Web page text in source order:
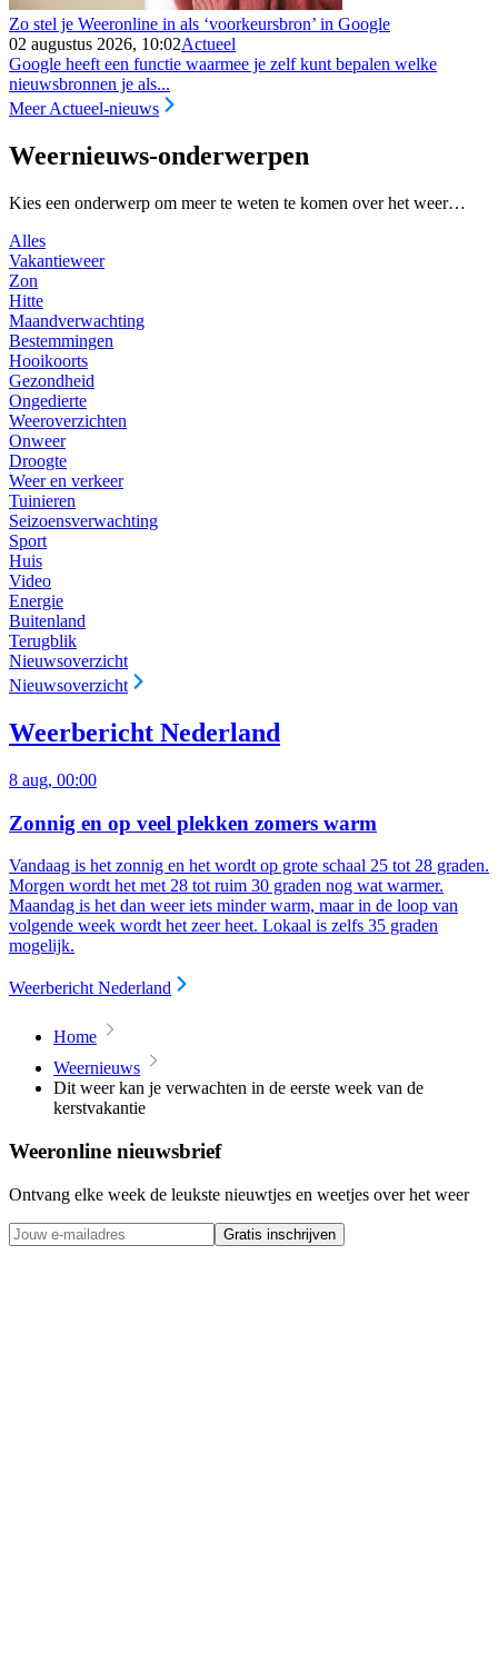
Zo stel je Weeronline in als ‘voorkeursbron’ in Google
02 augustus 2026, 10:02Actueel
Google heeft een functie waarmee je zelf kunt bepalen welke
nieuwsbronnen je als...
Meer Actueel-nieuws
Weernieuws-onderwerpen
Kies een onderwerp om meer te weten te komen over het weer…
Alles
Vakantieweer
Zon
Hitte
Maandverwachting
Bestemmingen
Hooikoorts
Gezondheid
Ongedierte
Weeroverzichten
Onweer
Droogte
Weer en verkeer
Tuinieren
Seizoensverwachting
Sport
Huis
Video
Energie
Buitenland
Terugblik
Nieuwsoverzicht
Nieuwsoverzicht
Weerbericht Nederland
8 aug, 00:00
Zonnig en op veel plekken zomers warm
Vandaag is het zonnig en het wordt op grote schaal 25 tot 28 graden.
Morgen wordt het met 28 tot ruim 30 graden nog wat warmer.
Maandag is het dan weer iets minder warm, maar in de loop van
volgende week wordt het zeer heet. Lokaal is zelfs 35 graden
mogelijk.
Weerbericht Nederland
Home
Weernieuws
Dit weer kan je verwachten in de eerste week van de
kerstvakantie
Weeronline nieuwsbrief
Ontvang elke week de leukste nieuwtjes en weetjes over het weer
Gratis inschrijven